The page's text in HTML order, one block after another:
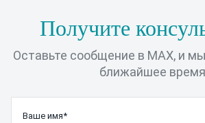
Получите
Оставьте сообщение в MAX, и
ближайшее